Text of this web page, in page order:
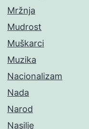
Mržnja
Mudrost
Muškarci
Muzika
Nacionalizam
Nada
Narod
Nasilje